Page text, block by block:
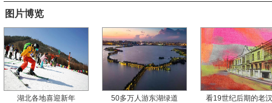
图片博览
湖北各地喜迎新年 50多万人游东湖绿道 看19世纪后期的老